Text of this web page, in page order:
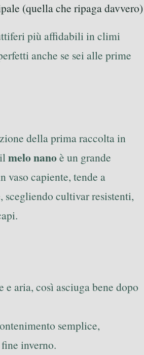
(quella che ripaga davvero)
più affidabili in climi
anche se sei alle prime
della prima raccolta in
melo nanoè un grande
vaso capiente, tende a
scegliendo cultivar resistenti,
e aria, così asciuga bene dopo
semplice,
inverno.